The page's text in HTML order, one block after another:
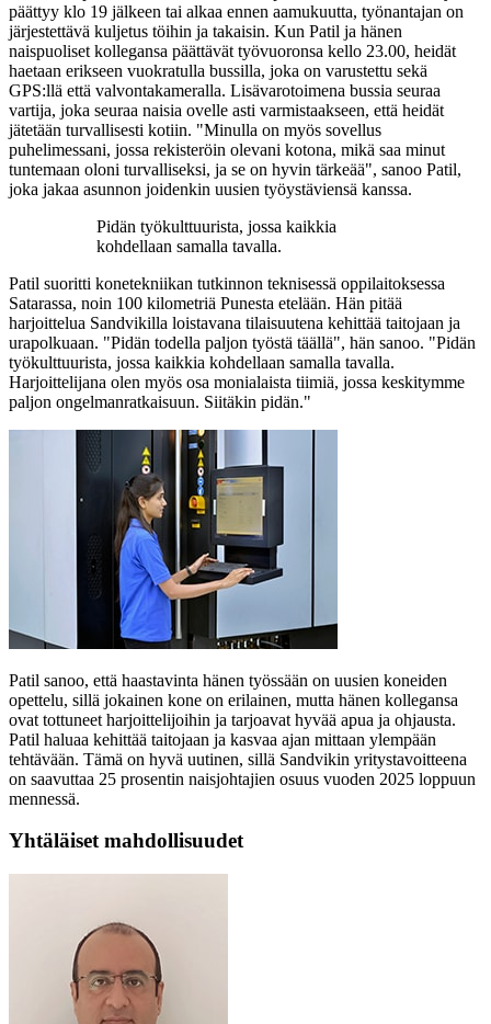
päättyy klo 19 jälkeen tai alkaa ennen aamukuutta, työnantajan on
järjestettävä kuljetus töihin ja takaisin. Kun Patil ja hänen
naispuoliset kollegansa päättävät työvuoronsa kello 23.00, heidät
haetaan erikseen vuokratulla bussilla, joka on varustettu sekä
GPS:llä että valvontakameralla. Lisävarotoimena bussia seuraa
vartija, joka seuraa naisia ovelle asti varmistaakseen, että heidät
jätetään turvallisesti kotiin. "Minulla on myös sovellus
puhelimessani, jossa rekisteröin olevani kotona, mikä saa minut
tuntemaan oloni turvalliseksi, ja se on hyvin tärkeää", sanoo Patil,
joka jakaa asunnon joidenkin uusien työystäviensä kanssa.
Pidän työkulttuurista, jossa kaikkia
kohdellaan samalla tavalla.
Patil suoritti konetekniikan tutkinnon teknisessä oppilaitoksessa
Satarassa, noin 100 kilometriä Punesta etelään. Hän pitää
harjoittelua Sandvikilla loistavana tilaisuutena kehittää taitojaan ja
urapolkuaan. "Pidän todella paljon työstä täällä", hän sanoo. "Pidän
työkulttuurista, jossa kaikkia kohdellaan samalla tavalla.
Harjoittelijana olen myös osa monialaista tiimiä, jossa keskitymme
paljon ongelmanratkaisuun. Siitäkin pidän."
Patil sanoo, että haastavinta hänen työssään on uusien koneiden
opettelu, sillä jokainen kone on erilainen, mutta hänen kollegansa
ovat tottuneet harjoittelijoihin ja tarjoavat hyvää apua ja ohjausta.
Patil haluaa kehittää taitojaan ja kasvaa ajan mittaan ylempään
tehtävään. Tämä on hyvä uutinen, sillä Sandvikin yritystavoitteena
on saavuttaa 25 prosentin naisjohtajien osuus vuoden 2025 loppuun
mennessä.
Yhtäläiset mahdollisuudet